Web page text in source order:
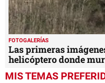
FOTOGALERÍAS
Las primeras
helicóptero donde
MIS TEMAS